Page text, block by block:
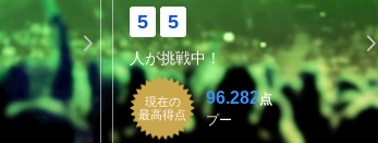
5 5
人が挑戦中！
現在の
最高得点
96.282点
プー